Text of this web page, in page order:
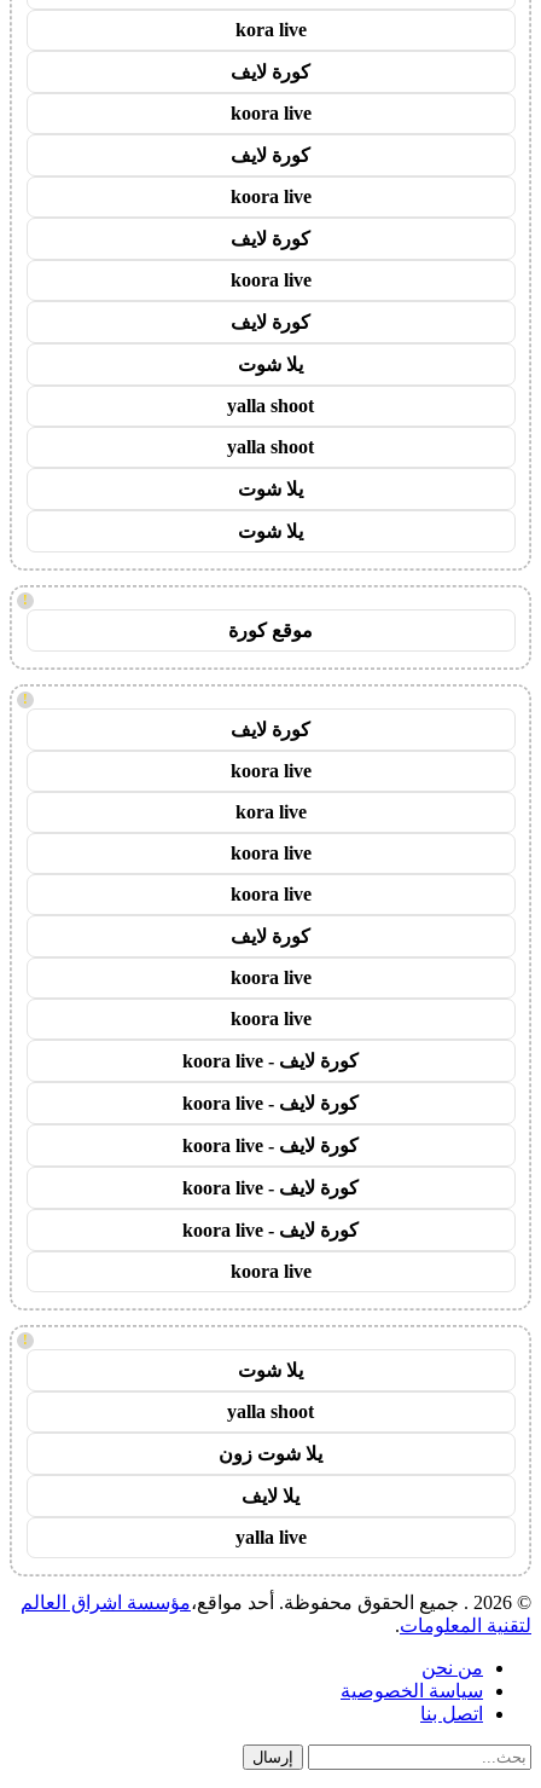
kora live
كورة لايف
koora live
كورة لايف
koora live
كورة لايف
koora live
كورة لايف
يلا شوت
yalla shoot
yalla shoot
يلا شوت
يلا شوت
!
موقع كورة
!
كورة لايف
koora live
kora live
koora live
koora live
كورة لايف
koora live
koora live
كورة لايف - koora live
كورة لايف - koora live
كورة لايف - koora live
كورة لايف - koora live
كورة لايف - koora live
koora live
!
يلا شوت
yalla shoot
يلا شوت زون
يلا لايف
yalla live
© 2026 . جميع الحقوق محفوظة. أحد مواقع،
مؤسسة اشراق العالم
لتقنية المعلومات.
من نحن
سياسة الخصوصية
اتصل بنا
إرسال